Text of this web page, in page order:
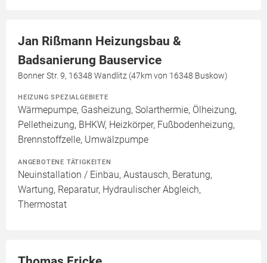
Jan Rißmann Heizungsbau &
Badsanierung Bauservice
Bonner Str. 9, 16348 Wandlitz (47km von 16348 Buskow)
HEIZUNG SPEZIALGEBIETE
Wärmepumpe, Gasheizung, Solarthermie, Ölheizung,
Pelletheizung, BHKW, Heizkörper, Fußbodenheizung,
Brennstoffzelle, Umwälzpumpe
ANGEBOTENE TÄTIGKEITEN
Neuinstallation / Einbau, Austausch, Beratung,
Wartung, Reparatur, Hydraulischer Abgleich,
Thermostat